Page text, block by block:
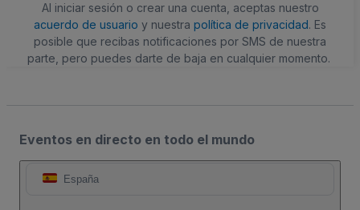
Al iniciar sesión o crear una cuenta, aceptas nuestro
acuerdo de usuario y nuestra política de privacidad. Es
posible que recibas notificaciones por SMS de nuestra
parte, pero puedes darte de baja en cualquier momento.
Eventos en directo en todo el mundo
España